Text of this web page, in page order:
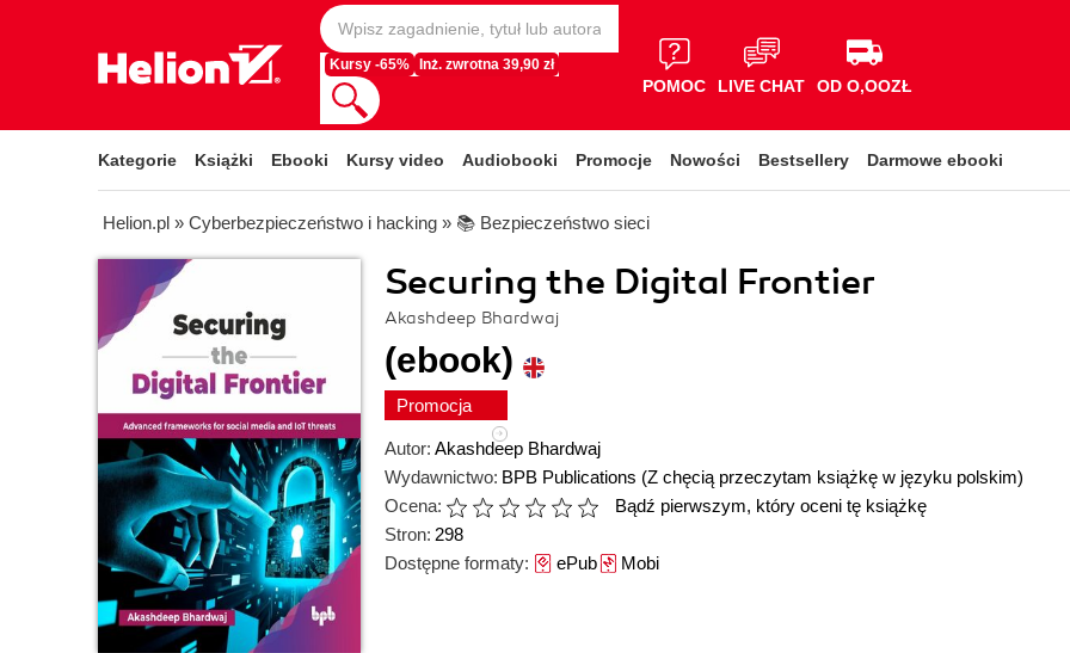
Kursy -65% Inż. zwrotna 39,90 zł
POMOC LIVE CHAT OD O,OOZŁ
Kategorie Książki Ebooki Kursy video Audiobooki Promocje Nowości Bestsellery Darmowe ebooki
Helion.pl » Cyberbezpieczeństwo i hacking » 📚 Bezpieczeństwo sieci
Securing the Digital Frontier
Akashdeep Bhardwaj
(ebook)
Promocja
Autor: Akashdeep Bhardwaj
Wydawnictwo: BPB Publications (Z chęcią przeczytam książkę w języku polskim)
Ocena:
Bądź pierwszym, który oceni tę książkę
Stron: 298
Dostępne formaty: ePubMobi